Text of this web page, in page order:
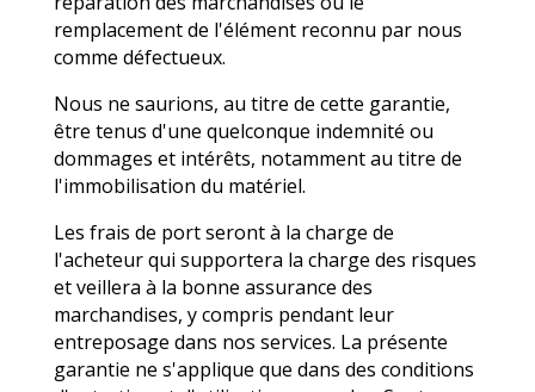
remplacement de l'élément reconnu par nous
comme défectueux.
Nous ne saurions, au titre de cette garantie,
être tenus d'une quelconque indemnité ou
dommages et intérêts, notamment au titre de
l'immobilisation du matériel.
Les frais de port seront à la charge de
l'acheteur qui supportera la charge des risques
et veillera à la bonne assurance des
marchandises, y compris pendant leur
entreposage dans nos services. La présente
garantie ne s'applique que dans des conditions